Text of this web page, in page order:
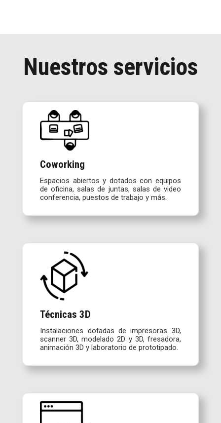
Nuestros servicios
Coworking
Espacios abiertos y dotados con equipos
de oficina, salas de juntas, salas de video
conferencia, puestos de trabajo y más.
Técnicas 3D
Instalaciones dotadas de impresoras 3D,
scanner 3D, modelado 2D y 3D, fresadora,
animación 3D y laboratorio de prototipado.